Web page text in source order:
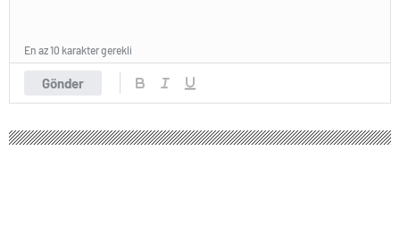
Gönder
En az 10 karakter gerekli